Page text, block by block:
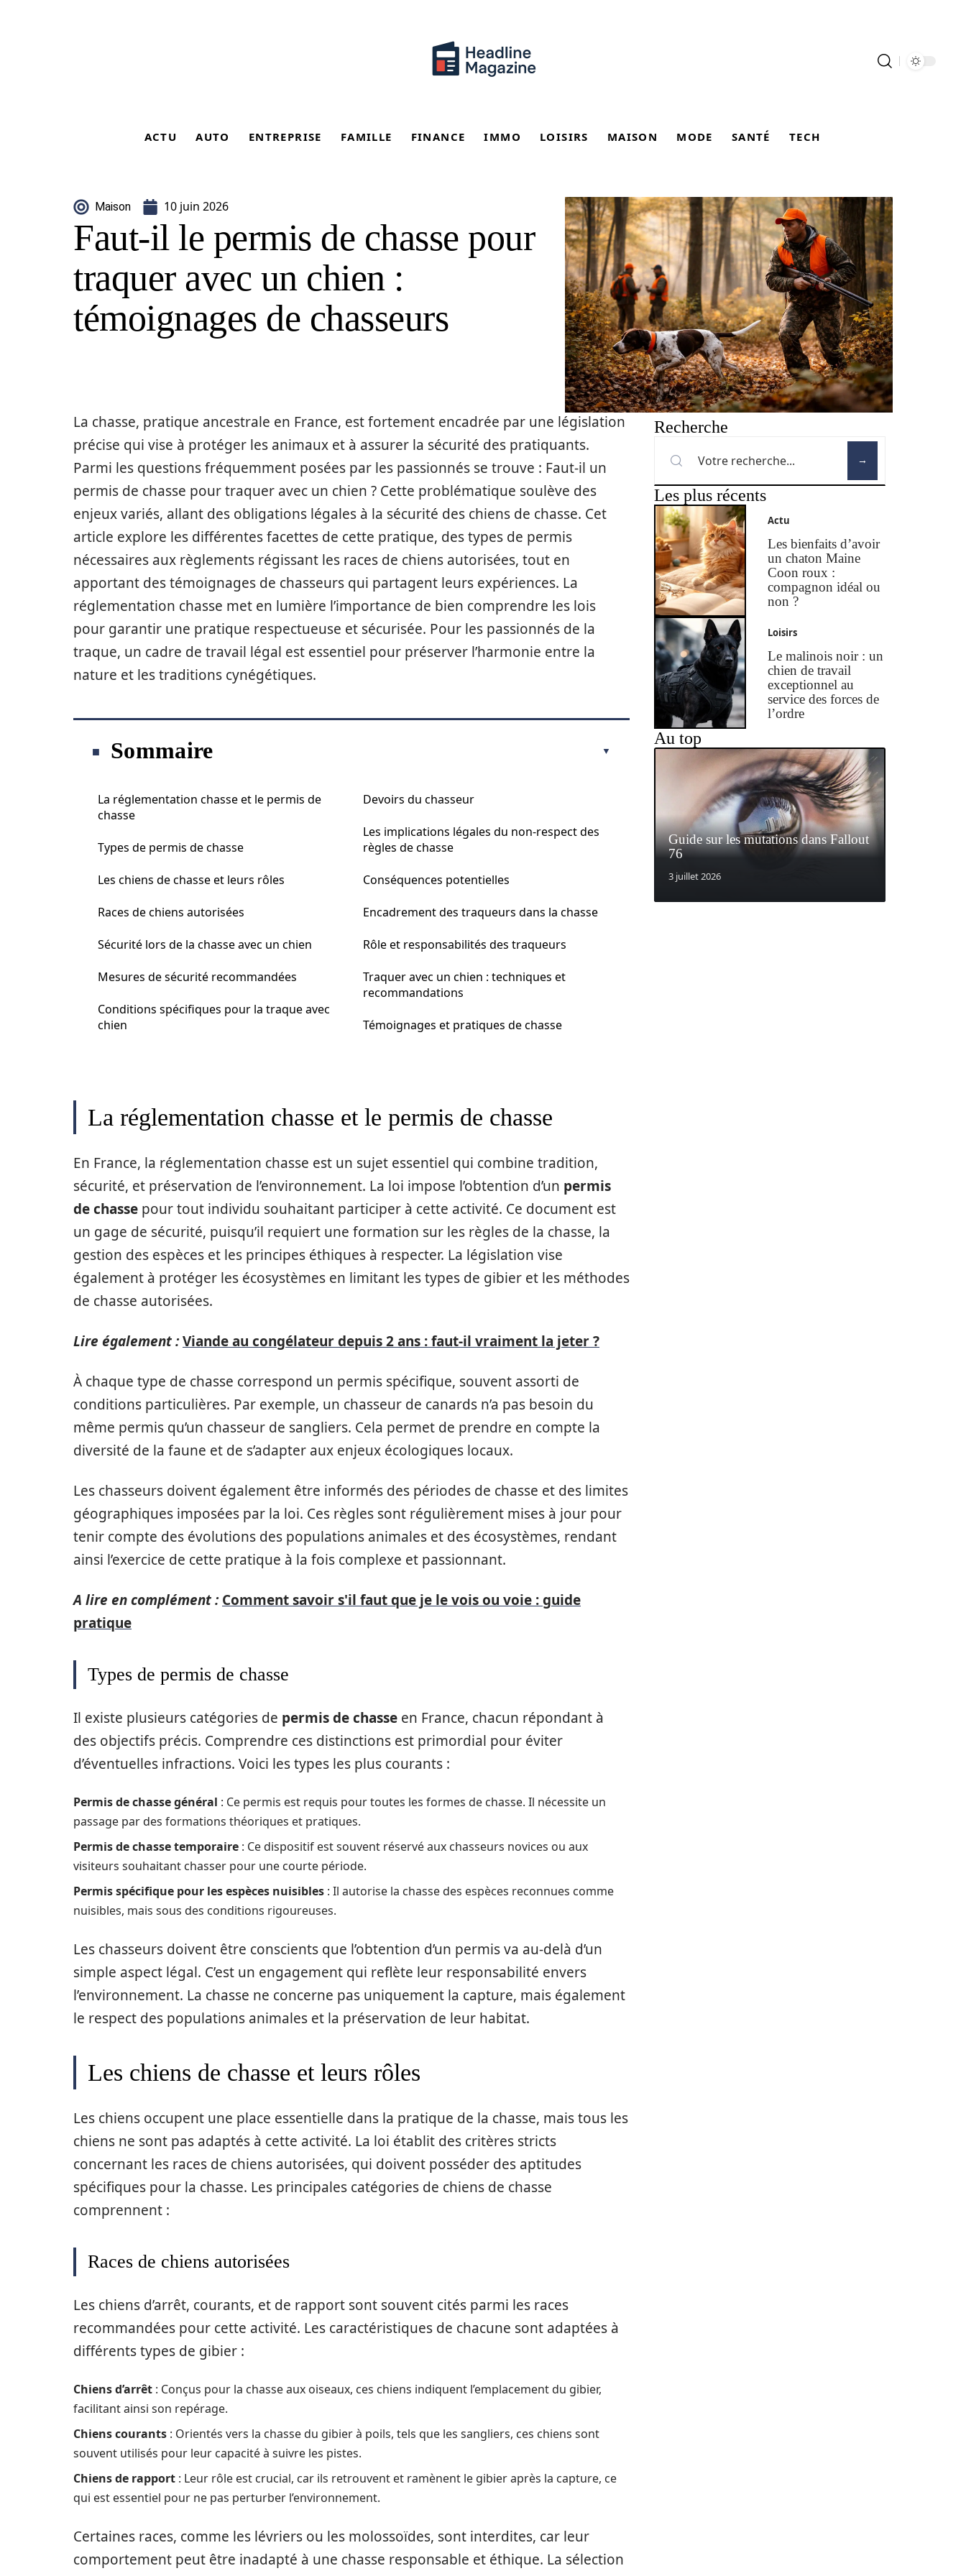
ACTU AUTO ENTREPRISE FAMILLE FINANCE IMMO LOISIRS MAISON MODE SANTÉ TECH
Maison 10 juin 2026
Faut-il le permis de chasse pour
traquer avec un chien :
témoignages de chasseurs
La chasse, pratique ancestrale en France, est fortement encadrée par une législation
précise qui vise à protéger les animaux et à assurer la sécurité des pratiquants.
Parmi les questions fréquemment posées par les passionnés se trouve : Faut-il un
permis de chasse pour traquer avec un chien ? Cette problématique soulève des
enjeux variés, allant des obligations légales à la sécurité des chiens de chasse. Cet
article explore les différentes facettes de cette pratique, des types de permis
nécessaires aux règlements régissant les races de chiens autorisées, tout en
apportant des témoignages de chasseurs qui partagent leurs expériences. La
réglementation chasse met en lumière l’importance de bien comprendre les lois
pour garantir une pratique respectueuse et sécurisée. Pour les passionnés de la
traque, un cadre de travail légal est essentiel pour préserver l’harmonie entre la
nature et les traditions cynégétiques.
Sommaire
La réglementation chasse et le permis de
chasse
Types de permis de chasse
Les chiens de chasse et leurs rôles
Races de chiens autorisées
Sécurité lors de la chasse avec un chien
Mesures de sécurité recommandées
Conditions spécifiques pour la traque avec
chien
Devoirs du chasseur
Les implications légales du non-respect des
règles de chasse
Conséquences potentielles
Encadrement des traqueurs dans la chasse
Rôle et responsabilités des traqueurs
Traquer avec un chien : techniques et
recommandations
Témoignages et pratiques de chasse
La réglementation chasse et le permis de chasse
En France, la réglementation chasse est un sujet essentiel qui combine tradition,
sécurité, et préservation de l’environnement. La loi impose l’obtention d’un permis
de chasse pour tout individu souhaitant participer à cette activité. Ce document est
un gage de sécurité, puisqu’il requiert une formation sur les règles de la chasse, la
gestion des espèces et les principes éthiques à respecter. La législation vise
également à protéger les écosystèmes en limitant les types de gibier et les méthodes
de chasse autorisées.
Lire également :Viande au congélateur depuis 2 ans : faut-il vraiment la jeter ?
À chaque type de chasse correspond un permis spécifique, souvent assorti de
conditions particulières. Par exemple, un chasseur de canards n’a pas besoin du
même permis qu’un chasseur de sangliers. Cela permet de prendre en compte la
diversité de la faune et de s’adapter aux enjeux écologiques locaux.
Les chasseurs doivent également être informés des périodes de chasse et des limites
géographiques imposées par la loi. Ces règles sont régulièrement mises à jour pour
tenir compte des évolutions des populations animales et des écosystèmes, rendant
ainsi l’exercice de cette pratique à la fois complexe et passionnant.
A lire en complément : Comment savoir s'il faut que je le vois ou voie : guide
pratique
Types de permis de chasse
Il existe plusieurs catégories de permis de chasse en France, chacun répondant à
des objectifs précis. Comprendre ces distinctions est primordial pour éviter
d’éventuelles infractions. Voici les types les plus courants :
Permis de chasse général : Ce permis est requis pour toutes les formes de chasse. Il nécessite un
passage par des formations théoriques et pratiques.
Permis de chasse temporaire : Ce dispositif est souvent réservé aux chasseurs novices ou aux
visiteurs souhaitant chasser pour une courte période.
Permis spécifique pour les espèces nuisibles : Il autorise la chasse des espèces reconnues comme
nuisibles, mais sous des conditions rigoureuses.
Les chasseurs doivent être conscients que l’obtention d’un permis va au-delà d’un
simple aspect légal. C’est un engagement qui reflète leur responsabilité envers
l’environnement. La chasse ne concerne pas uniquement la capture, mais également
le respect des populations animales et la préservation de leur habitat.
Les chiens de chasse et leurs rôles
Les chiens occupent une place essentielle dans la pratique de la chasse, mais tous les
chiens ne sont pas adaptés à cette activité. La loi établit des critères stricts
concernant les races de chiens autorisées, qui doivent posséder des aptitudes
spécifiques pour la chasse. Les principales catégories de chiens de chasse
comprennent :
Races de chiens autorisées
Les chiens d’arrêt, courants, et de rapport sont souvent cités parmi les races
recommandées pour cette activité. Les caractéristiques de chacune sont adaptées à
différents types de gibier :
Chiens d’arrêt : Conçus pour la chasse aux oiseaux, ces chiens indiquent l’emplacement du gibier,
facilitant ainsi son repérage.
Chiens courants : Orientés vers la chasse du gibier à poils, tels que les sangliers, ces chiens sont
souvent utilisés pour leur capacité à suivre les pistes.
Chiens de rapport : Leur rôle est crucial, car ils retrouvent et ramènent le gibier après la capture, ce
qui est essentiel pour ne pas perturber l’environnement.
Certaines races, comme les lévriers ou les molossoïdes, sont interdites, car leur
comportement peut être inadapté à une chasse responsable et éthique. La sélection
Recherche
Les plus récents
Actu
Les bienfaits d’avoir
un chaton Maine
Coon roux :
compagnon idéal ou
non ?
Loisirs
Le malinois noir : un
chien de travail
exceptionnel au
service des forces de
l’ordre
Au top
Guide sur les mutations dans Fallout
76
3 juillet 2026